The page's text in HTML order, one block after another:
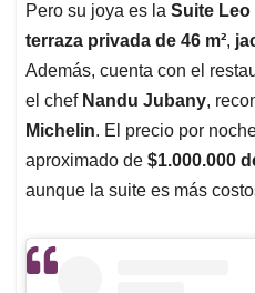
Pero su joya es la Suite Leo
terraza privada de 46 m²,
Además, cuenta con el
el chef Nandu Jubany,
Michelin. El precio por
aproximado de $1.000.000
aunque la suite es más